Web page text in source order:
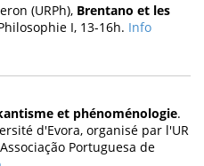
(URPh), Brentano et les
I, 13-16h. Info
et phénoménologie.
d'Evora, organisé par l'UR
Portuguesa de